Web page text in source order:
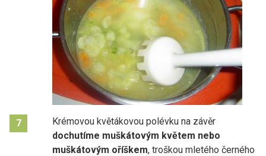
7
Krémovou květákovou polévku na závěr
dochutíme muškátovým květem nebo
muškátovým oříškem, troškou mletého černého